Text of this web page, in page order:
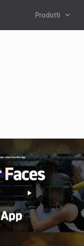
Prodotti